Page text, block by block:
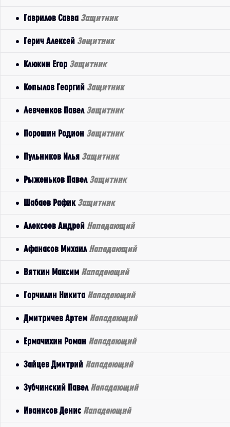
Гаврилов Савва Защитник
Герич Алексей Защитник
Клюкин Егор Защитник
Копылов Георгий Защитник
Левченков Павел Защитник
Порошин Родион Защитник
Пульников Илья Защитник
Рыженьков Павел Защитник
Шабаев Рафик Защитник
Алексеев Андрей Нападающий
Афанасов Михаил Нападающий
Вяткин Максим Нападающий
Горчилин Никита Нападающий
Дмитричев Артем Нападающий
Ермачихин Роман Нападающий
Зайцев Дмитрий Нападающий
Зубчинский Павел Нападающий
Иванисов Денис Нападающий